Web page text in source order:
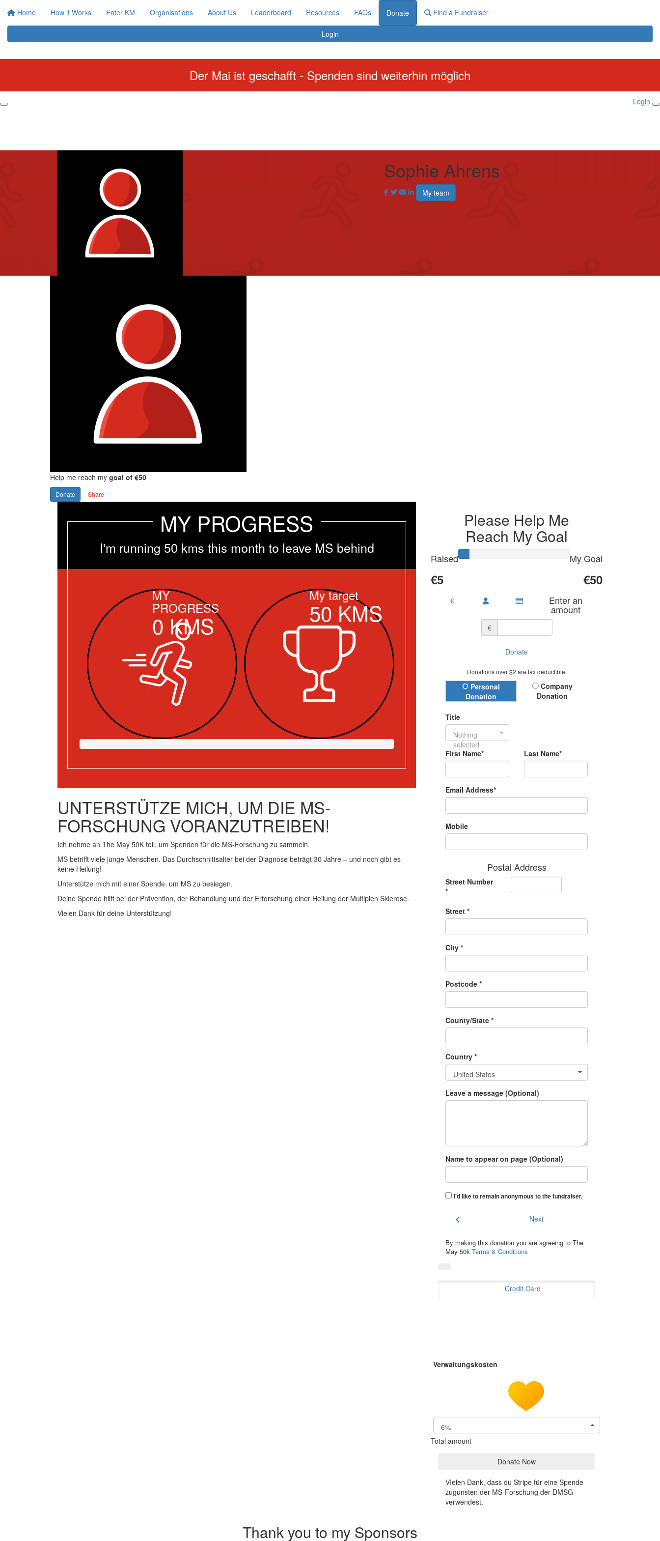
Home How it Works Enter KM Organisations About Us Leaderboard Resources FAQs Donate Find a Fundraiser
Login
Der Mai ist geschafft - Spenden sind weiterhin möglich
Login
Sophie Ahrens
My team
Help me reach my goal of €50
Donate Share
Please Help Me
Reach My Goal
Raised
€5
My Goal
€50
€ Enter an
amount
€
Donate
Donations over $2 are tax deductible.
Donation Type
Personal
Donation
Company
Donation
Title
Nothing
selected
First Name*
Last Name*
Email Address*
Mobile
Postal Address
Street Number
*
Street *
City *
Postcode *
County/State *
Country *
United States
Leave a message (Optional)
Name to appear on page (Optional)
I'd like to remain anonymous to the fundraiser.
chevron_left Next
By making this donation you are agreeing to The
May 50k Terms & Conditions
Credit Card
Verwaltungskosten
6%
Total amount
Donate Now
VIelen Dank, dass du Stripe für eine Spende
zugunsten der MS-Forschung der DMSG
verwendest.
MY PROGRESS
I'm running 50 kms this month to leave MS behind
MY
PROGRESS
0 KMS
My target
50 KMS
UNTERSTÜTZE MICH, UM DIE MS-
FORSCHUNG VORANZUTREIBEN!
Ich nehme an The May 50K teil, um Spenden für die MS-Forschung zu sammeln.
MS betrifft viele junge Menschen. Das Durchschnittsalter bei der Diagnose beträgt 30 Jahre – und noch gibt es
keine Heilung!
Unterstütze mich mit einer Spende, um MS zu besiegen.
Deine Spende hilft bei der Prävention, der Behandlung und der Erforschung einer Heilung der Multiplen Sklerose.
Vielen Dank für deine Unterstützung!
Thank you to my Sponsors